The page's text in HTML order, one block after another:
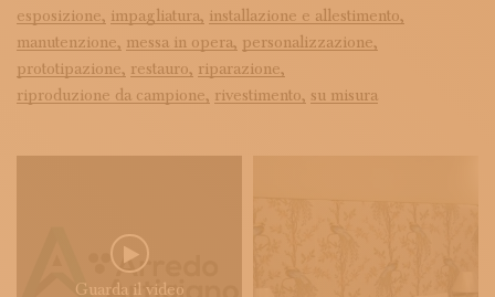
esposizione, impagliatura, installazione e allestimento,
manutenzione, messa in opera, personalizzazione,
prototipazione, restauro, riparazione,
riproduzione da campione, rivestimento, su misura
Guarda il video